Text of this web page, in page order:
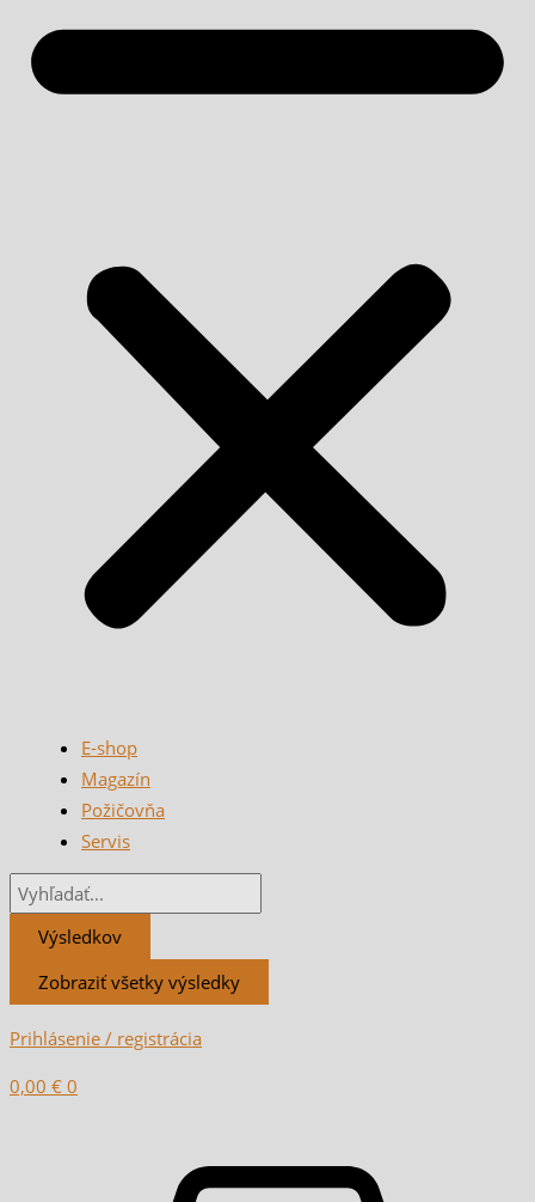
E-shop
Magazín
Požičovňa
Servis
Výsledkov
Zobraziť všetky výsledky
Prihlásenie / registrácia
0,00 € 0